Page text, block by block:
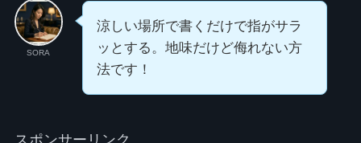
SORA
涼しい場所で書くだけで指がサラ
ッとする。地味だけど侮れない方
法です！
スポンサーリンク